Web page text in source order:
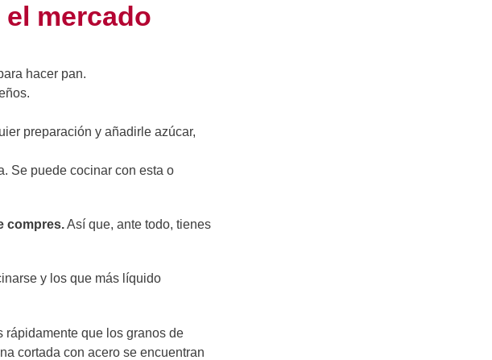
mercado
hacer pan.
preparación y añadirle azúcar,
Se puede cocinar con esta o
compres.Así que, ante todo, tienes
y los que más líquido
rápidamente que los granos de
cortada con acero se encuentran